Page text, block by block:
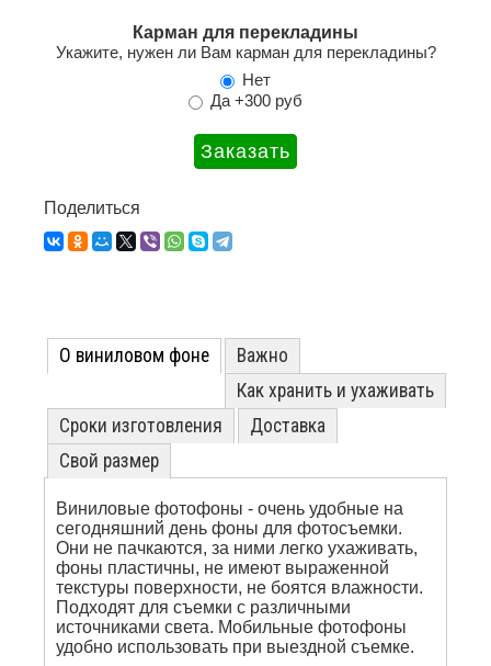
Карман для перекладины
Укажите, нужен ли Вам карман для перекладины?
Нет
Да +300 руб
Поделиться
О виниловом фоне
Важно
Как хранить и ухаживать
Сроки изготовления
Доставка
Свой размер
Виниловые фотофоны - очень удобные на
сегодняшний день фоны для фотосъемки.
Они не пачкаются, за ними легко ухаживать,
фоны пластичны, не имеют выраженной
текстуры поверхности, не боятся влажности.
Подходят для съемки с различными
источниками света. Мобильные фотофоны
удобно использовать при выездной съемке.